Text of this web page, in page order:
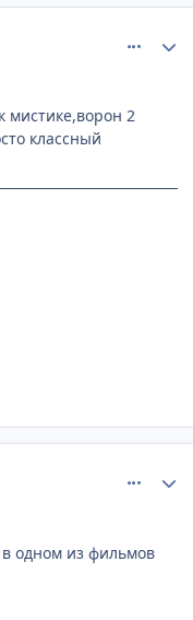
мистике,ворон 2
классный
одном из фильмов